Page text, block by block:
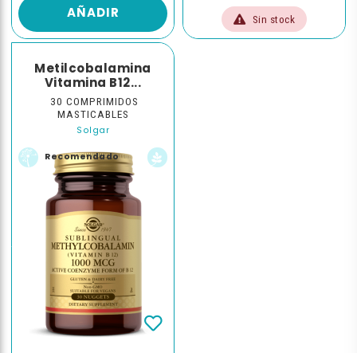
AÑADIR Sin stock
Metilcobalamina
Vitamina B12...
30 COMPRIMIDOS
MASTICABLES
Solgar
Recomendado